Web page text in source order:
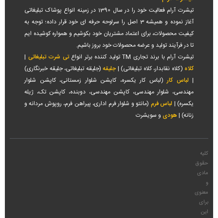
بله، در مجموعه تیشرت آرام؛ چاپ یا گلدوزی لوگو و نام شرکت روی لباس
کار صورت می­پذیرد. این کار ضمن افزایش هویت سازمانی، باعث حرفه­ای
تر شدن ظاهر کارکنان می شود.
چطور از لباس کار نگهداری کنیم تا دوام بیشتری داشته باشد؟
های چاپ­دار خودداری کنید. لباس ­های ضدحریق را طبق دستورالعمل سازنده
بشویید تا خاصیت مقاومتی آن حفظ شود.
تیشرت آرام فعالیت خود را در سال 1390 در زمینه انواع پوشاک تبلیغاتی
آغاز نموده و همیشه 3 اصل را سرلوحه حرفه ای خود قرار داده؛ توجه به
کیفیت محصولات، برای اعتماد مشتریان خود بکوشیم و همواره کوشیده ایم
تا در فرآیند تولید و عرضه محصولات خود بروز باشیم.
تیشرت آرام با برند تجاری TM تولید کننده برتر انواع
تی شرت تبلیغاتی |
کلاه (کلاه نقابدار، کلاه تبلیغاتی) | جلیقه (جلیقه تبلیغاتی، جلیقه خبرنگاری)
| لباس کار (لباس کار یکسره، کاپشن شلوار زمستانی، کاپشن شلوار
مهندسی، شلوار مهندسی، کاپشن مهندسی، دوبنده، کاپشن تک، ژیله
یکسره) | لباس فرم (مانتو و شلوار فرم اداری، پیراهن فرم، روپوش مردانه و
زنانه) | هودی و سویشرت
کلیه
حقوق
مادی
و
معنوی
برای
این